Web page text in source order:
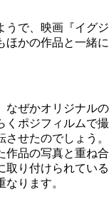
で、映画『イグジ
ほかの作品と一緒に
なぜかオリジナルの
くポジフィルムで撮
せたのでしょう。
作品の写真と重ね合
取り付けられている
ります。